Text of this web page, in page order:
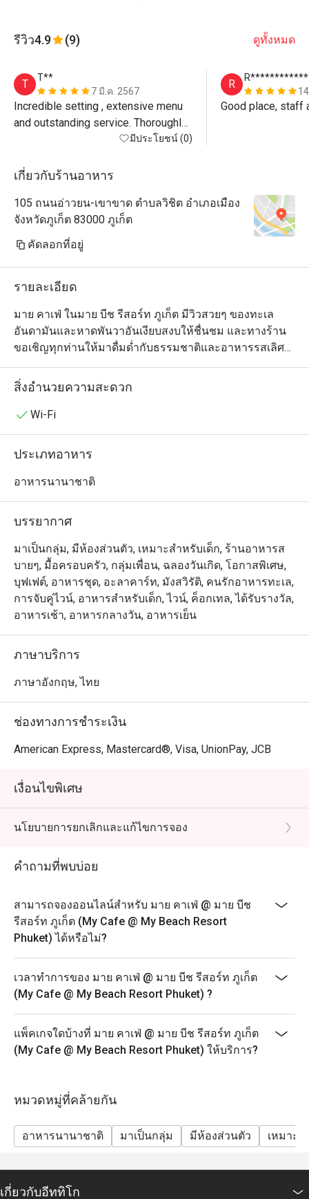
รีวิว4.9 (9) ดูทั้งหมด
T
T**
7 มี.ค. 2567
Incredible setting , extensive menu
and outstanding service. Thoroughly
มีประโยชน์ (0)
R
Good place, staff
เกี่ยวกับร้านอาหาร
105 ถนนอ่าวยน-เขาขาด ตำบลวิชิต อำเภอเมือง
จังหวัดภูเก็ต 83000 ภูเก็ต
คัดลอกที่อยู่
รายละเอียด
มาย คาเฟ่ ในมาย บีช รีสอร์ท ภูเก็ต มีวิวสวยๆ ของทะเล
อันดามันและหาดพันวาอันเงียบสงบให้ชื่นชม และทางร้าน
ขอเชิญทุกท่านให้มาดื่มด่ำกับธรรมชาติและอาหารรสเลิศ
ในสไตล์เอเชียและนานาชาติกันอย่างเต็มที่ แต่คุณจะยิ่ง
เพลิดเพลินกับบรรยากาศสุดชิลของที่นี่ได้มากขึ้นอีก ถ้าหาก
อยากอยู่ในห้องแอร์ก็ไม่ต้องกลัวเหงาเพราะคุณจะได้เห็น
คาเฟ่ เป็นร้านแบบออลเดย์ไดนิ่งที่ให้บริการตลอดทั้งวัน ไม่
อาหารไทยสุดครีเอทีฟที่มีกลิ่นอายตะวันตกปนเพื่อความทัน
สิ่งอำนวยความสะดวก
Wi-Fi
ประเภทอาหาร
อาหารนานาชาติ
บรรยากาศ
มาเป็นกลุ่ม, มีห้องส่วนตัว, เหมาะสำหรับเด็ก, ร้านอาหารส
บายๆ, มื้อครอบครัว, กลุ่มเพื่อน, ฉลองวันเกิด, โอกาสพิเศษ,
บุฟเฟต์, อาหารชุด, อะลาคาร์ท, มังสวิรัติ, คนรักอาหารทะเล,
การจับคู่ไวน์, อาหารสำหรับเด็ก, ไวน์, ค็อกเทล, ได้รับรางวัล,
อาหารเช้า, อาหารกลางวัน, อาหารเย็น
ภาษาบริการ
ภาษาอังกฤษ, ไทย
ช่องทางการชำระเงิน
American Express, Mastercard®, Visa, UnionPay, JCB
เงื่อนไขพิเศษ
นโยบายการยกเลิกและแก้ไขการจอง
คำถามที่พบบ่อย
สามารถจองออนไลน์สำหรับ มาย คาเฟ่ @ มาย บีช
รีสอร์ท ภูเก็ต (My Cafe @ My Beach Resort
Phuket) ได้หรือไม่?
เวลาทำการของ มาย คาเฟ่ @ มาย บีช รีสอร์ท ภูเก็ต
(My Cafe @ My Beach Resort Phuket) ?
แพ็คเกจใดบ้างที่ มาย คาเฟ่ @ มาย บีช รีสอร์ท ภูเก็ต
(My Cafe @ My Beach Resort Phuket) ให้บริการ?
หมวดหมู่ที่คล้ายกัน
อาหารนานาชาติ มาเป็นกลุ่ม มีห้องส่วนตัว เหมาะส
เกี่ยวกับอีททิโก